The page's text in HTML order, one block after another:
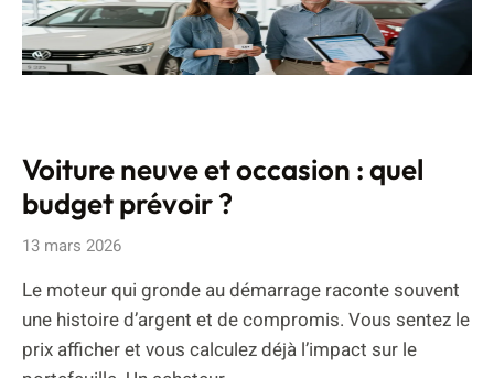
Voiture neuve et occasion : quel
budget prévoir ?
13 mars 2026
Le moteur qui gronde au démarrage raconte souvent
une histoire d’argent et de compromis. Vous sentez le
prix afficher et vous calculez déjà l’impact sur le